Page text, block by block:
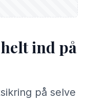
ind på
på selve